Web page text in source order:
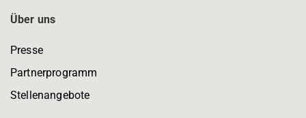
Über uns
Presse
Partnerprogramm
Stellenangebote